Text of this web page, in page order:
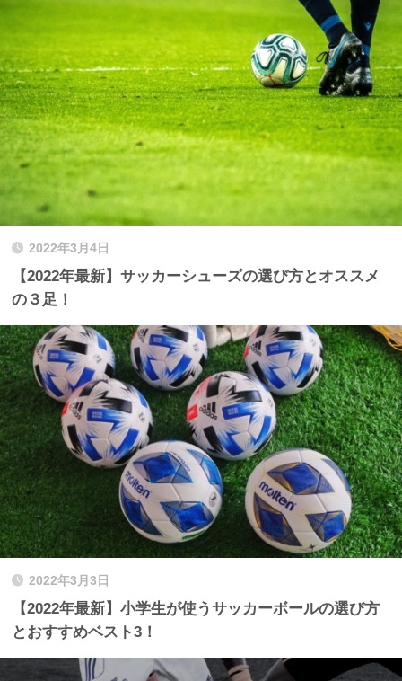
2022年3月4日
【2022年最新】サッカーシューズの選び方とオススメ
の３足！
2022年3月3日
【2022年最新】小学生が使うサッカーボールの選び方
とおすすめベスト3！